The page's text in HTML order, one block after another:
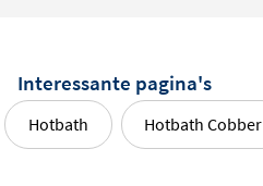
Interessante pagina's
Hotbath Hotbath Cobber